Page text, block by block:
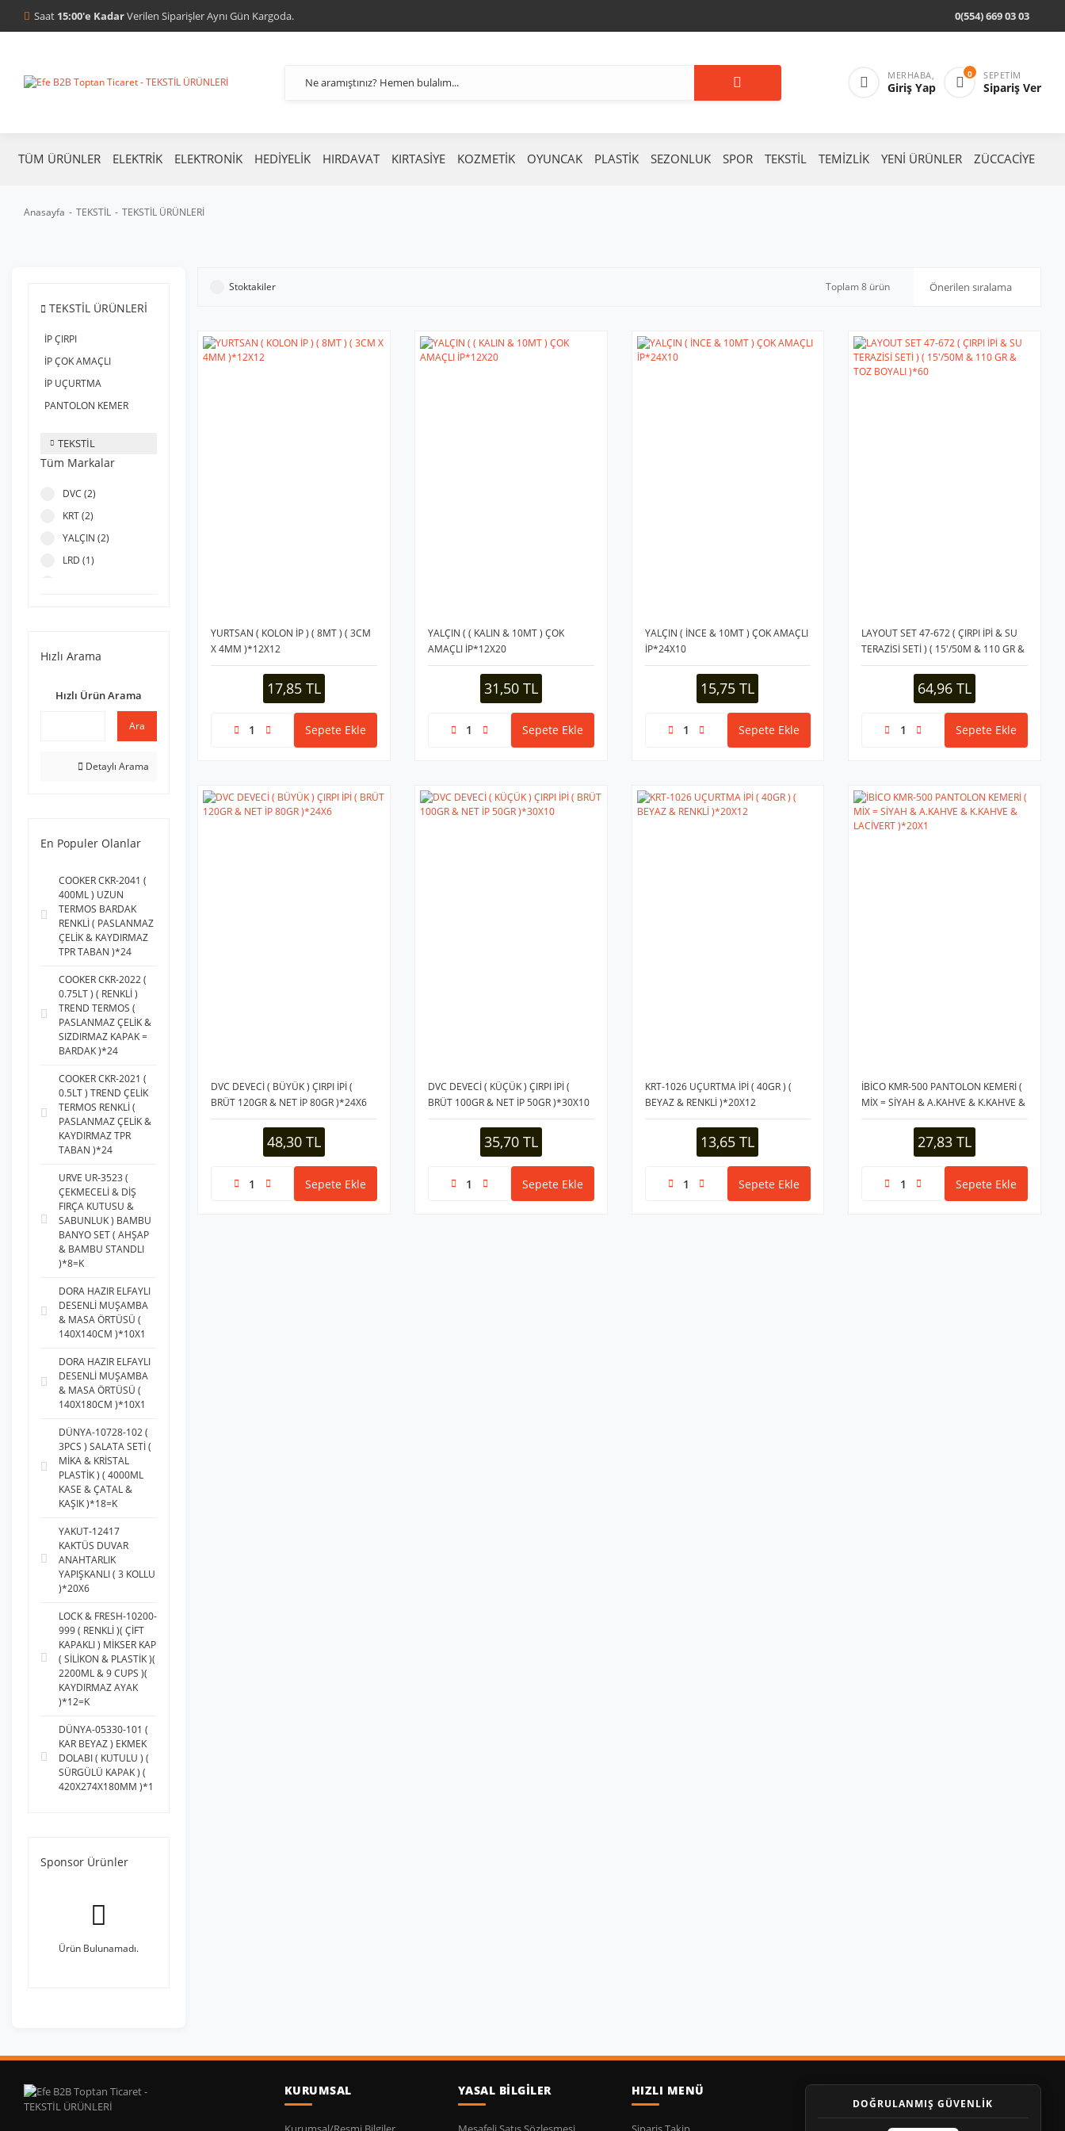
Saat 15:00'e KadarVerilen Siparişler Aynı Gün Kargoda. 0(554) 669 03 03
MERHABA,
Giriş Yap
0 SEPETIM
Sipariş Ver
TÜM ÜRÜNLER ELEKTRİK ELEKTRONİK HEDİYELİK HIRDAVAT KIRTASİYE KOZMETİK OYUNCAK PLASTİK SEZONLUK SPOR TEKSTİL TEMİZLİK YENİ ÜRÜNLER ZÜCCACİYE
Anasayfa TEKSTİL TEKSTİL ÜRÜNLERİ
TEKSTİL ÜRÜNLERİ
İP ÇIRPI
İP ÇOK AMAÇLI
İP UÇURTMA
PANTOLON KEMER
TEKSTİL
Tüm Markalar
DVC (2)
KRT (2)
YALÇIN (2)
LRD (1)
Hızlı Arama
Hızlı Ürün Arama
Ara
Detaylı Arama
En Populer Olanlar
COOKER CKR-2041 (
400ML ) UZUN
TERMOS BARDAK
RENKLİ ( PASLANMAZ
ÇELİK & KAYDIRMAZ
TPR TABAN )*24
COOKER CKR-2022 (
0.75LT ) ( RENKLİ )
TREND TERMOS (
PASLANMAZ ÇELİK &
SIZDIRMAZ KAPAK =
BARDAK )*24
COOKER CKR-2021 (
0.5LT ) TREND ÇELİK
TERMOS RENKLİ (
PASLANMAZ ÇELİK &
KAYDIRMAZ TPR
TABAN )*24
URVE UR-3523 (
ÇEKMECELİ & DİŞ
FIRÇA KUTUSU &
SABUNLUK ) BAMBU
BANYO SET ( AHŞAP
& BAMBU STANDLI
)*8=K
DORA HAZIR ELFAYLI
DESENLİ MUŞAMBA
& MASA ÖRTÜSÜ (
140X140CM )*10X1
DORA HAZIR ELFAYLI
DESENLİ MUŞAMBA
& MASA ÖRTÜSÜ (
140X180CM )*10X1
DÜNYA-10728-102 (
3PCS ) SALATA SETİ (
MİKA & KRİSTAL
PLASTİK ) ( 4000ML
KASE & ÇATAL &
KAŞIK )*18=K
YAKUT-12417
KAKTÜS DUVAR
ANAHTARLIK
YAPIŞKANLI ( 3 KOLLU
)*20X6
LOCK & FRESH-10200-
999 ( RENKLİ )( ÇİFT
KAPAKLI ) MİKSER KAP
( SİLİKON & PLASTİK )(
2200ML & 9 CUPS )(
KAYDIRMAZ AYAK
)*12=K
DÜNYA-05330-101 (
KAR BEYAZ ) EKMEK
DOLABI ( KUTULU ) (
SÜRGÜLÜ KAPAK ) (
420X274X180MM )*1
Sponsor Ürünler
Ürün Bulunamadı.
Stoktakiler Toplam 8 ürün
YURTSAN ( KOLON İP ) ( 8MT ) ( 3CM
X 4MM )*12X12
17,85 TL
Sepete Ekle
YALÇIN ( ( KALIN & 10MT ) ÇOK
AMAÇLI İP*12X20
31,50 TL
Sepete Ekle
YALÇIN ( İNCE & 10MT ) ÇOK AMAÇLI
İP*24X10
15,75 TL
Sepete Ekle
LAYOUT SET 47-672 ( ÇIRPI İPİ & SU
TERAZİSİ SETİ ) ( 15'/50M & 110 GR &
TOZ BOYALI )*60
64,96 TL
Sepete Ekle
DVC DEVECİ ( BÜYÜK ) ÇIRPI İPİ (
BRÜT 120GR & NET İP 80GR )*24X6
48,30 TL
Sepete Ekle
DVC DEVECİ ( KÜÇÜK ) ÇIRPI İPİ (
BRÜT 100GR & NET İP 50GR )*30X10
35,70 TL
Sepete Ekle
KRT-1026 UÇURTMA İPİ ( 40GR ) (
BEYAZ & RENKLİ )*20X12
13,65 TL
Sepete Ekle
İBİCO KMR-500 PANTOLON KEMERİ (
MİX = SİYAH & A.KAHVE & K.KAHVE &
LACİVERT )*20X1
27,83 TL
Sepete Ekle
KURUMSAL YASAL BİLGİLER HIZLI MENÜ
DOĞRULANMIŞ GÜVENLİK